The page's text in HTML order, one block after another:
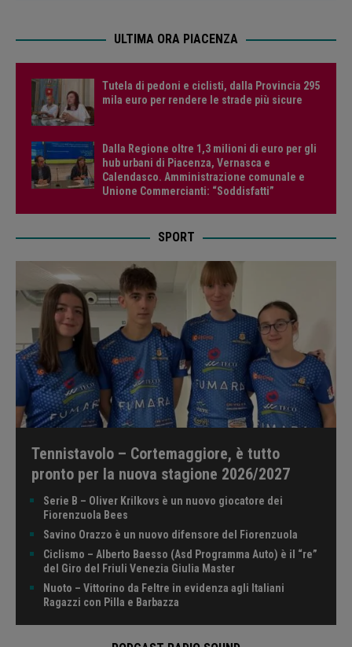
ULTIMA ORA PIACENZA
Tutela di pedoni e ciclisti, dalla Provincia 295
mila euro per rendere le strade più sicure
Dalla Regione oltre 1,3 milioni di euro per gli
hub urbani di Piacenza, Vernasca e
Calendasco. Amministrazione comunale e
Unione Commercianti: “Soddisfatti”
SPORT
Tennistavolo – Cortemaggiore, è tutto
pronto per la nuova stagione 2026/2027
Serie B – Oliver Krilkovs è un nuovo giocatore dei
Fiorenzuola Bees
Savino Orazzo è un nuovo difensore del Fiorenzuola
Ciclismo – Alberto Baesso (Asd Programma Auto) è il “re”
del Giro del Friuli Venezia Giulia Master
Nuoto – Vittorino da Feltre in evidenza agli Italiani
Ragazzi con Pilla e Barbazza